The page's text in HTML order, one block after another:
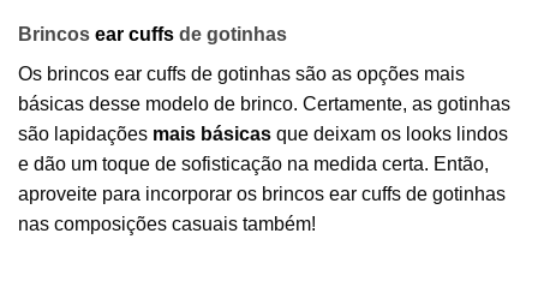
Brincos ear cuffs de gotinhas
Os brincos ear cuffs de gotinhas são as opções mais
básicas desse modelo de brinco. Certamente, as gotinhas
são lapidações mais básicas que deixam os looks lindos
e dão um toque de sofisticação na medida certa. Então,
aproveite para incorporar os brincos ear cuffs de gotinhas
nas composições casuais também!